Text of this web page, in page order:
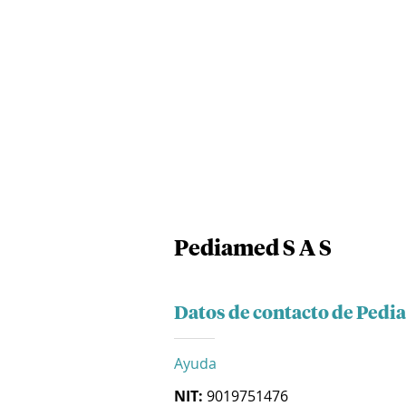
Pediamed S A S
Datos de contacto de
Ayuda
NIT: 9019751476